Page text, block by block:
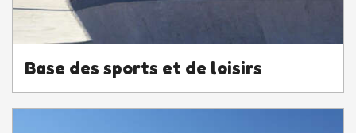
Base des sports et de loisirs